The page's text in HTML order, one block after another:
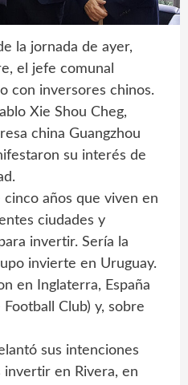
la jornada de ayer,
el jefe comunal
con inversores chinos.
Xie Shou Cheg,
china Guangzhou
su interés de
años que viven en
ciudades y
invertir. Sería la
invierte en Uruguay.
en Inglaterra, España
Club) y, sobre
sus intenciones
en Rivera, en